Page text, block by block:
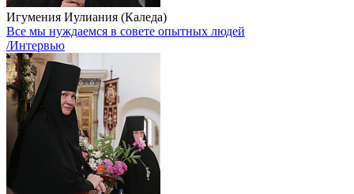
Игумения Иулиания (Каледа)
Все мы нуждаемся в совете опытных людей
/Интервью